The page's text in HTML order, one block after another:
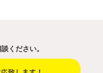
ください。